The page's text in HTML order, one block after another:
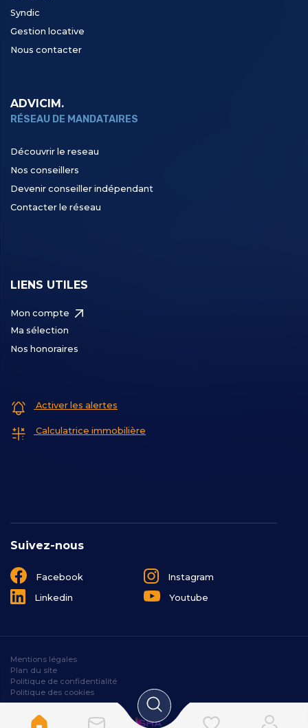
Syndic
Gestion locative
Nous contacter
ADVICIM.
RÉSEAU DE MANDATAIRES
Découvrir le reseau
Nos conseillers
Devenir conseiller indépendant
Contacter le réseau
Suivez-nous
Facebook
Instagram
Linkedin
Youtube
LIENS UTILES
Mon compte
Ma sélection
Nos honoraires
Activer les alertes
Calculatrice immobilière
Mentions légales
Plan du site
Politique de confidentialité
Politique des cookies
Designé et développé par